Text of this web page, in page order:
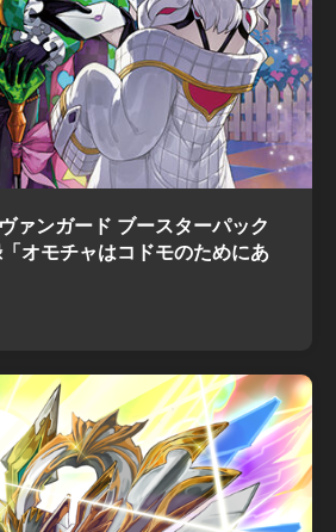
ァンガード ブースターパック
「オモチャはコドモのためにあ